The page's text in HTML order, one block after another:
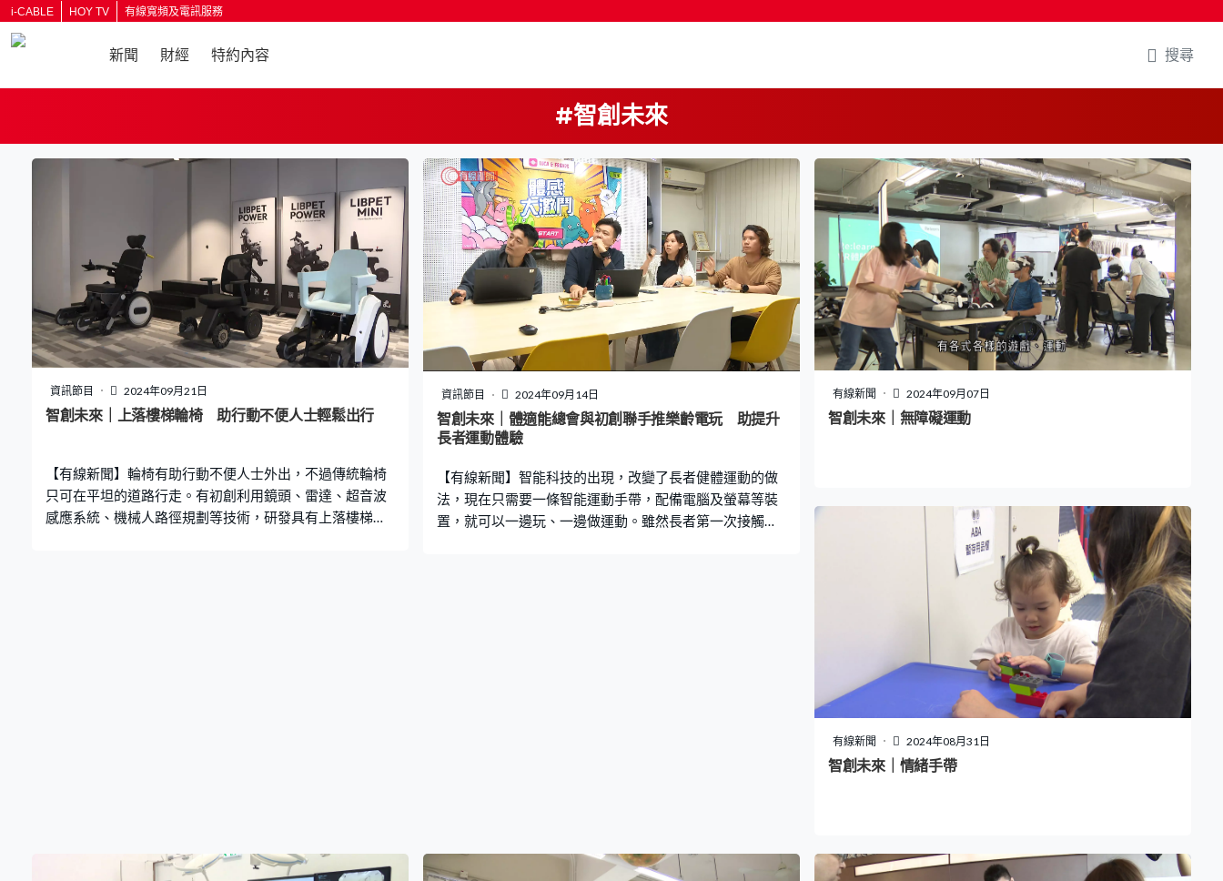
i-CABLE HOY TV 有線寬頻及電訊服務
新聞 財經 特約內容 搜尋
#智創未來
按輸入鍵開始搜尋
資訊節目 2024年09月21日
智創未來｜上落樓梯輪椅 助行動不便人士輕鬆出行
【有線新聞】輪椅有助行動不便人士外出，不過傳統輪椅
只可在平坦的道路行走。有初創利用鏡頭、雷達、超音波
感應系統、機械人路徑規劃等技術，研發具有上落樓梯、
資訊節目 2024年09月14日
智創未來｜體適能總會與初創聯手推樂齡電玩 助提升
長者運動體驗
【有線新聞】智能科技的出現，改變了長者健體運動的做
法，現在只需要一條智能運動手帶，配備電腦及螢幕等裝
置，就可以一邊玩、一邊做運動。雖然長者第一次接觸這
有線新聞 2024年09月07日
智創未來｜無障礙運動
有線新聞 2024年08月31日
智創未來｜情緒手帶